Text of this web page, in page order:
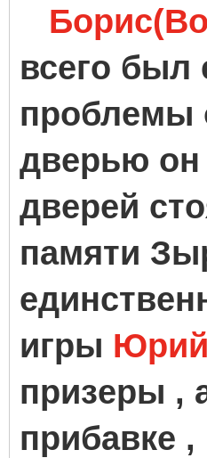
всего был
проблемы
дверью он
дверей
памяти
игры Юрий
призеры ,
прибавке